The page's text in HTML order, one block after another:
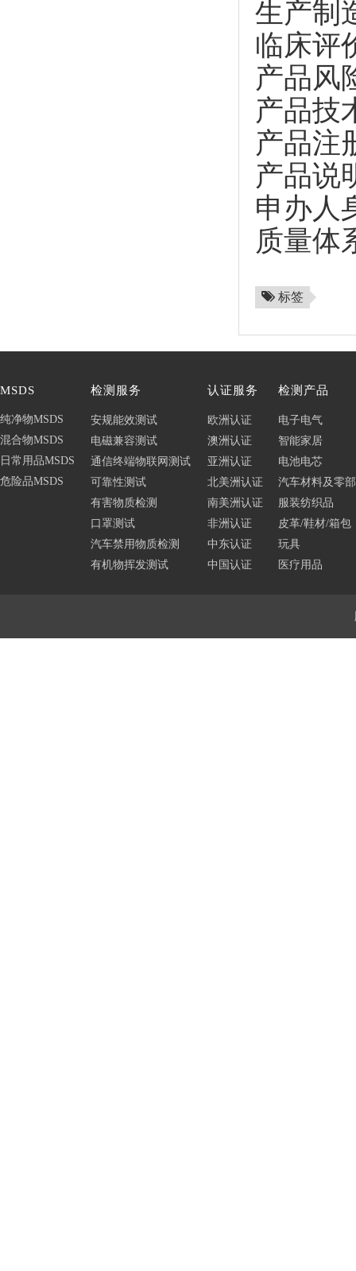
生产制
临床评
产品风
产品技
产品注
产品说
申办人
质量体
标签
MSDS
纯净物MSDS
混合物MSDS
日常用品MSDS
危险品MSDS
检测服务
安规能效测试
电磁兼容测试
通信终端物联网测试
可靠性测试
有害物质检测
口罩测试
汽车禁用物质检测
有机物挥发测试
认证服务
欧洲认证
澳洲认证
亚洲认证
北美洲认证
南美洲认证
非洲认证
中东认证
中国认证
检测产品
电子电气
智能家居
电池电芯
汽车材料及零
服装纺织品
皮革/鞋材/箱包
玩具
医疗用品